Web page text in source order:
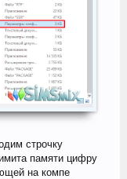
строчку
памяти цифру
на компе